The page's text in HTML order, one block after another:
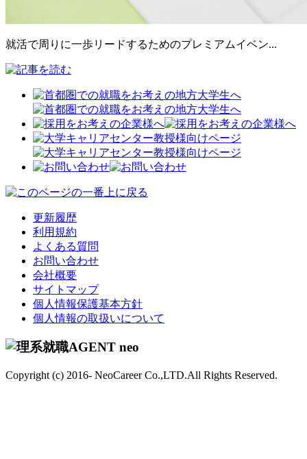
就活で周りに一歩リードするためのプレミアムイベン...
更新履歴
利用規約
よくある質問
お問い合わせ
会社概要
サイトマップ
個人情報保護基本方針
個人情報の取扱いについて
Copyright (c) 2016- NeoCareer Co.,LTD.All Rights Reserved.